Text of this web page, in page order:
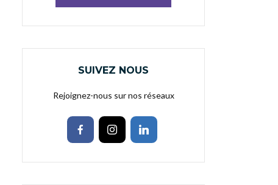
SUIVEZ NOUS
Rejoignez-nous sur nos réseaux